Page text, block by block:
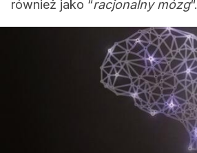
również jako “racjonalny mózg“.